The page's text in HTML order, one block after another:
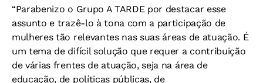
“Parabenizo o Grupo A TARDE por destacar esse
assunto e trazê-lo à tona com a participação de
mulheres tão relevantes nas suas áreas de atuação. É
um tema de difícil solução que requer a contribuição
de várias frentes de atuação, seja na área de
educação, de políticas públicas, de